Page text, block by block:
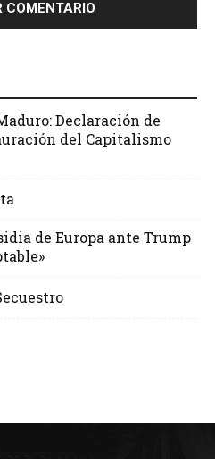
Declaración de
del Capitalismo
de Europa ante Trump